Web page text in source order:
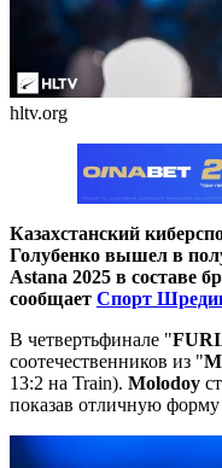
hltv.org
Казахстанский
Голубенко вышел в
Astana 2025 в составе
сообщает Спорт
В четвертьфинале "
соотечественников из "
13:2 на Train). Molodoy
показав отличную